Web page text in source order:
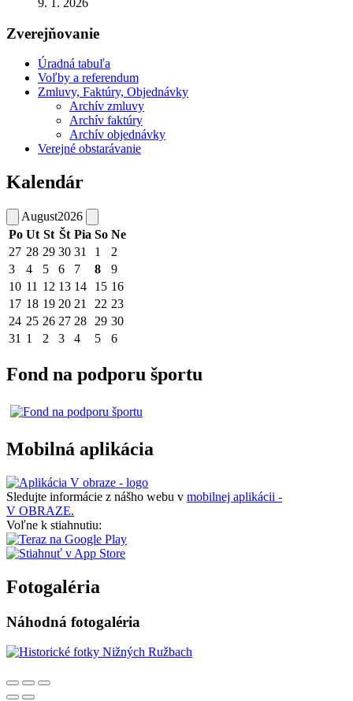
Zverejňovanie
Úradná tabuľa
Voľby a referendum
Zmluvy, Faktúry, Objednávky
Archív zmluvy
Archív faktúry
Archív objednávky
Verejné obstarávanie
Kalendár
August2026
Po Ut St Št Pia So Ne
27 28 29 30 31 1
2
3
4 5 6 7 8
9
10 11 12 13 14 15 16
17 18 19 20 21 22 23
24 25 26 27 28 29 30
31 1 2 3 4 5 6
Fond na podporu športu
Mobilná aplikácia
Sledujte informácie z nášho webu v mobilnej aplikácii -
V OBRAZE.
Voľne k stiahnutiu:
Fotogaléria
Náhodná fotogaléria